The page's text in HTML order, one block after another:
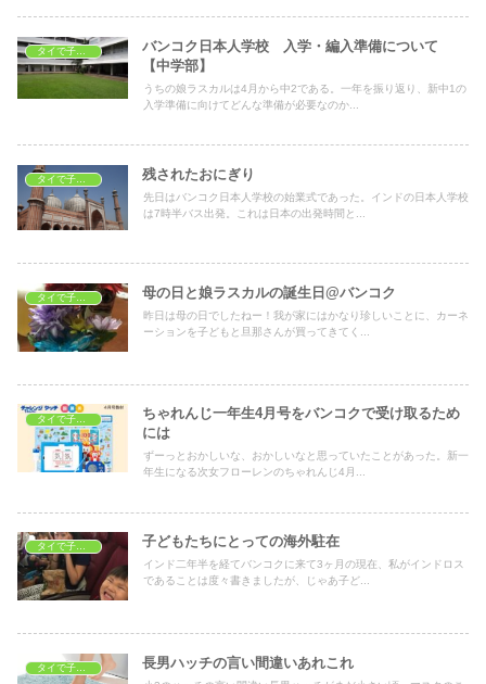
バンコク日本人学校 入学・編入準備について
【中学部】
うちの娘ラスカルは4月から中2である。一年を振り返り、新中1の
入学準備に向けてどんな準備が必要なのか...
残されたおにぎり
先日はバンコク日本人学校の始業式であった。インドの日本人学校
は7時半バス出発。これは日本の出発時間と...
タイで子育て 母の日と娘ラスカルの誕生日@バンコク
昨日は母の日でしたねー！我が家にはかなり珍しいことに、カーネ
ーションを子どもと旦那さんが買ってきてく...
ちゃれんじ一年生4月号をバンコクで受け取るため
には
ずーっとおかしいな、おかしいなと思っていたことがあった。新一
年生になる次女フローレンのちゃれんじ4月...
タイで子育て 子どもたちにとっての海外駐在
インド二年半を経てバンコクに来て3ヶ月の現在、私がインドロス
であることは度々書きましたが、じゃあ子ど...
長男ハッチの言い間違いあれこれ